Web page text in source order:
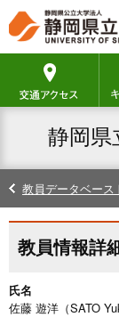
ロ
ー
ナ
ー
シ
文
へ
ー
カ
ビ
シ
ョ
ッ
タ
静岡県
教員データベース
教員情報詳
氏名
佐藤 遊洋（SATO